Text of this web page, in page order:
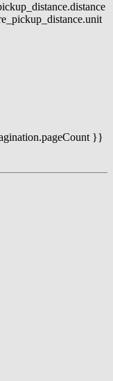
}}